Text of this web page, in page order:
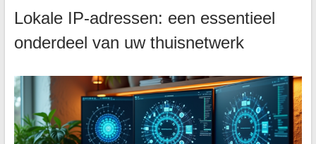
Lokale IP-adressen: een essentieel
onderdeel van uw thuisnetwerk